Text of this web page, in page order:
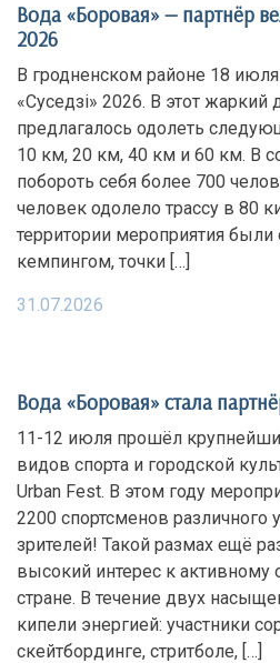
Вода «Боровая» — партнёр
2026
В гродненском районе 18
«Суседзi» 2026. В этот жаркий
предлагалось одолеть
10 км, 20 км, 40 км и 60 км. В
побороть себя более 700
человек одолело трассу в 80
территории мероприятия были
кемпингом, точки […]
31.07.2026
Вода «Боровая» стала
11-12 июля прошёл
видов спорта и городской
Urban Fest. В этом году
2200 спортсменов различного
зрителей! Такой размах ещё
высокий интерес к
стране. В течение двух
кипели энергией: участники
скейтбординге, стритболе, […]